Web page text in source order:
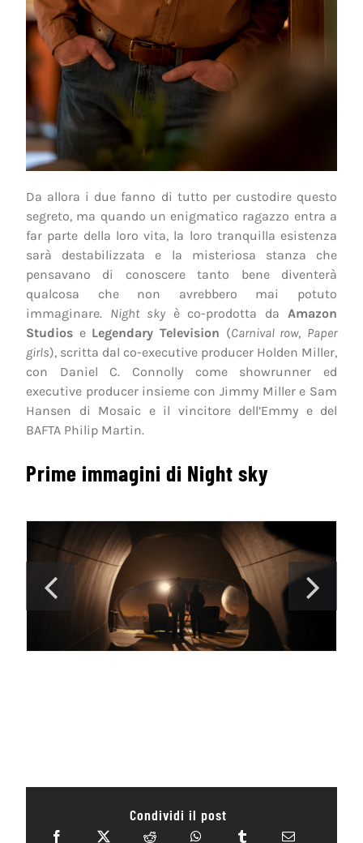
Da allora i due fanno di tutto per custodire questo
segreto, ma quando un enigmatico ragazzo entra a
far parte della loro vita, la loro tranquilla esistenza
sarà destabilizzata e la misteriosa stanza che
pensavano di conoscere tanto bene diventerà
qualcosa che non avrebbero mai potuto
immaginare. Night skyè co-prodotta da Amazon
Studios e Legendary Television (Carnival row, Paper
girls), scritta dal co-executive producer Holden Miller,
con Daniel C. Connolly come showrunner ed
executive producer insieme con Jimmy Miller e Sam
Hansen di Mosaic e il vincitore dell’Emmy e del
BAFTA Philip Martin.
Prime immagini di Night sky
Condividi il post